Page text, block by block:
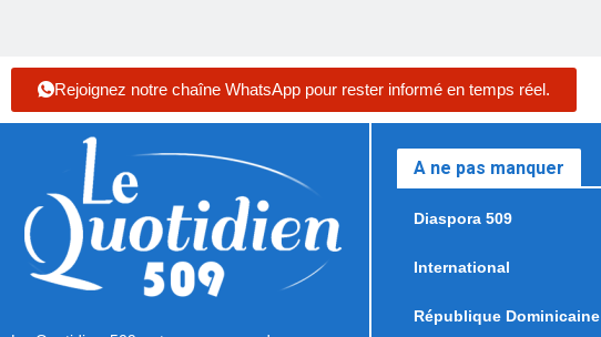
Rejoignez notre chaîne WhatsApp pour rester informé en temps réel.
A ne pas manquer
Diaspora 509
International
République Dominicaine